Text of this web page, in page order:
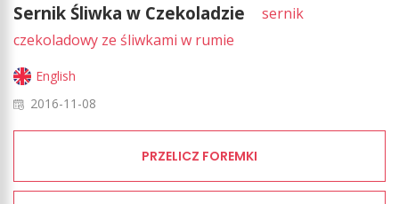
LŻEJSZE / ZDROWSZE INNE
Sernik Śliwka w Czekoladzie
sernik
czekoladowy ze śliwkami w rumie
English
2016-11-08
PRZELICZ FOREMKI